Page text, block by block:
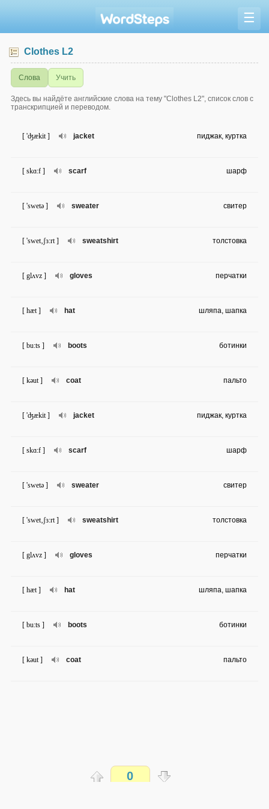
☰
Clothes L2
Слова Учить
Здесь вы найдёте английские слова на тему "Clothes L2", список слов с
транскрипцией и переводом.
jacket
[ 'ʤækit ] пиджак, куртка
scarf
[ skɑ:f ] шарф
sweater
[ 'swetə ] свитер
sweatshirt
[ 'swet‚ʃɜ:rt ] толстовка
gloves
[ glʌvz ] перчатки
hat
[ hæt ] шляпа, шапка
boots
[ bu:ts ] ботинки
coat
[ kəut ] пальто
jacket
[ 'ʤækit ] пиджак, куртка
scarf
[ skɑ:f ] шарф
sweater
[ 'swetə ] свитер
sweatshirt
[ 'swet‚ʃɜ:rt ] толстовка
gloves
[ glʌvz ] перчатки
hat
[ hæt ] шляпа, шапка
boots
[ bu:ts ] ботинки
coat
[ kəut ] пальто
0